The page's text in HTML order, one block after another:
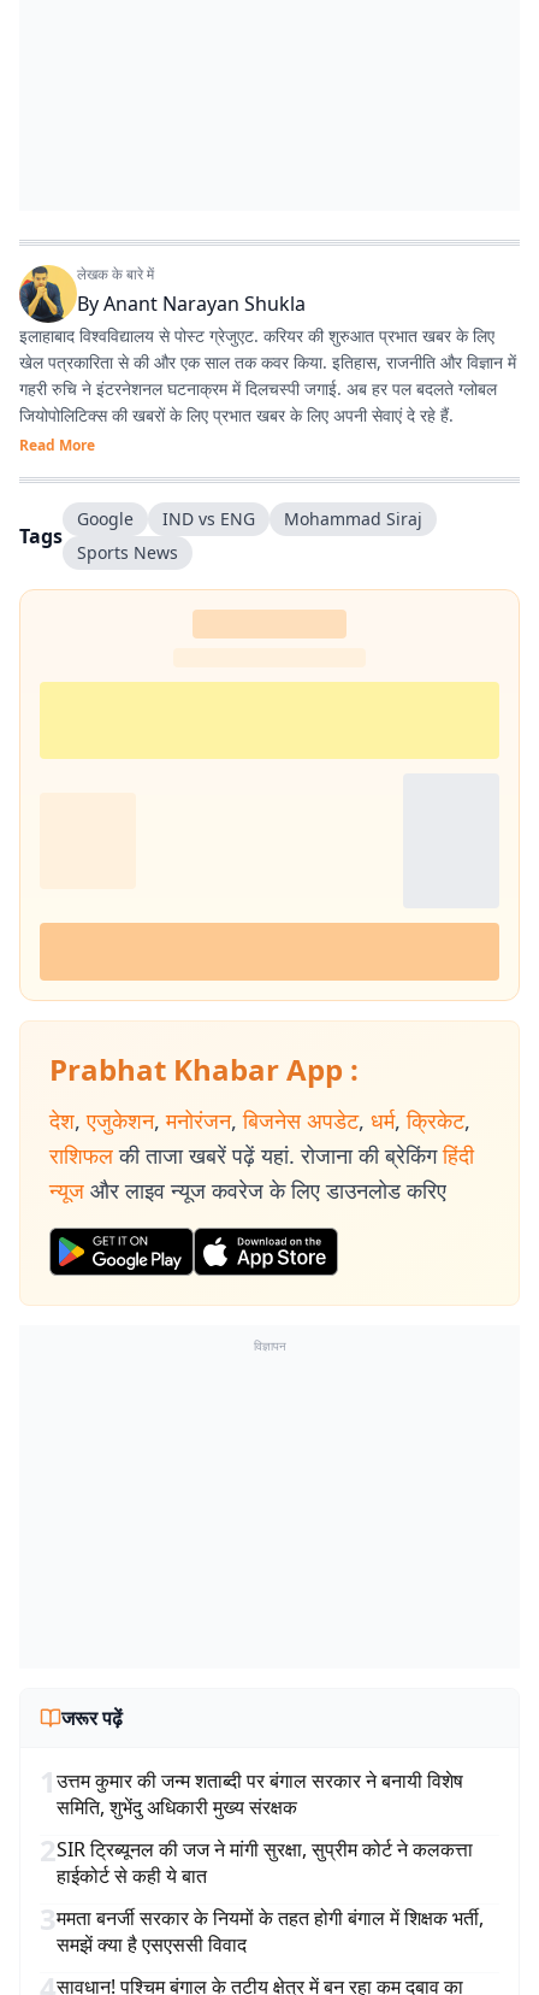
लेखक के बारे में
ByAnant Narayan Shukla
इलाहाबाद विश्वविद्यालय से पोस्ट ग्रेजुएट. करियर की शुरुआत प्रभात खबर के लिए
खेल पत्रकारिता से की और एक साल तक कवर किया. इतिहास, राजनीति और विज्ञान में
गहरी रुचि ने इंटरनेशनल घटनाक्रम में दिलचस्पी जगाई. अब हर पल बदलते ग्लोबल
जियोपोलिटिक्स की खबरों के लिए प्रभात खबर के लिए अपनी सेवाएं दे रहे हैं.
Read More
Tags
Google IND vs ENG
Mohammad Siraj
Sports News
Prabhat Khabar App :
देश, एजुकेशन, मनोरंजन, बिजनेस अपडेट, धर्म, क्रिकेट,
राशिफल की ताजा खबरें पढ़ें यहां. रोजाना की ब्रेकिंग हिंदी
न्यूज और लाइव न्यूज कवरेज के लिए डाउनलोड करिए
विज्ञापन
जरूर पढ़ें
1उत्तम कुमार की जन्म शताब्दी पर बंगाल सरकार ने बनायी विशेष
समिति, शुभेंदु अधिकारी मुख्य संरक्षक
2SIR ट्रिब्यूनल की जज ने मांगी सुरक्षा, सुप्रीम कोर्ट ने कलकत्ता
हाईकोर्ट से कही ये बात
3ममता बनर्जी सरकार के नियमों के तहत होगी बंगाल में शिक्षक भर्ती,
समझें क्या है एसएससी विवाद
सावधान! पश्चिम बंगाल के तटीय क्षेत्र में बन रहा कम दबाव का